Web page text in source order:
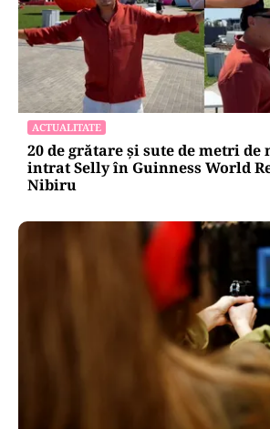
ACTUALITATE
20 de grătare și sute de metri de
intrat Selly în Guinness World
Nibiru